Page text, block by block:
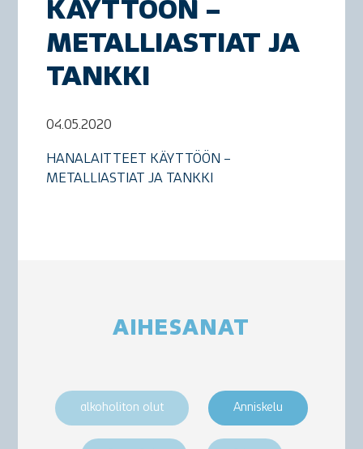
KÄYTTÖÖN –
METALLIASTIAT JA
TANKKI
04.05.2020
HANALAITTEET KÄYTTÖÖN –
METALLIASTIAT JA TANKKI
AIHESANAT
alkoholiton olut Anniskelu